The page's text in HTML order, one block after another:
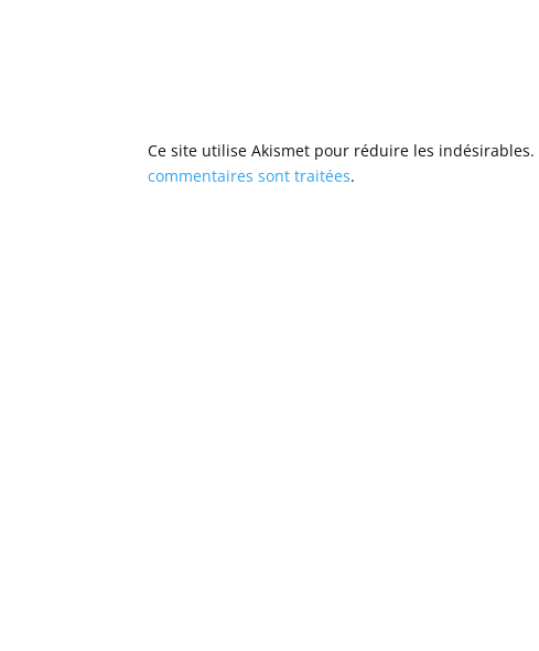
Ce site utilise Akismet pour réduire les indésirables.
commentaires sont traitées.